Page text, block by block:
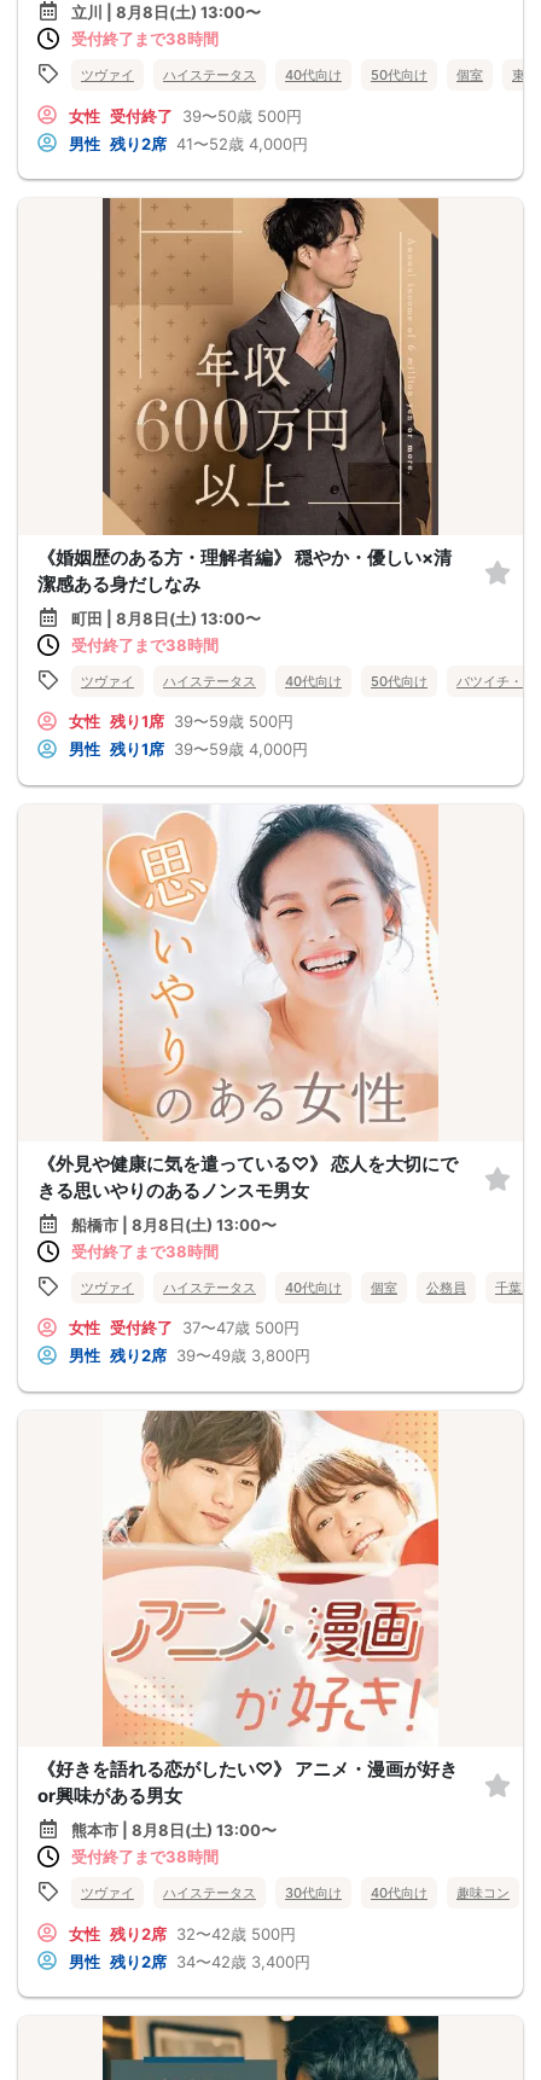
立川 | 8月8日(土) 13:00〜
受付終了まで38時間
ツヴァイ ハイステータス 40代向け 50代向け 個室 東
女性 受付終了 39〜50歳 500円
男性 残り2席 41〜52歳 4,000円
《婚姻歴のある方・理解者編》 穏やか・優しい×清
潔感ある身だしなみ
町田 | 8月8日(土) 13:00〜
受付終了まで38時間
ツヴァイ ハイステータス 40代向け 50代向け バツイチ・再
女性 残り1席 39〜59歳 500円
男性 残り1席 39〜59歳 4,000円
《外見や健康に気を遣っている♡》 恋人を大切にで
きる思いやりのあるノンスモ男女
船橋市 | 8月8日(土) 13:00〜
受付終了まで38時間
ツヴァイ ハイステータス 40代向け 個室 公務員 千葉県
女性 受付終了 37〜47歳 500円
男性 残り2席 39〜49歳 3,800円
《好きを語れる恋がしたい♡》 アニメ・漫画が好き
or興味がある男女
熊本市 | 8月8日(土) 13:00〜
受付終了まで38時間
ツヴァイ ハイステータス 30代向け 40代向け 趣味コン
女性 残り2席 32〜42歳 500円
男性 残り2席 34〜42歳 3,400円